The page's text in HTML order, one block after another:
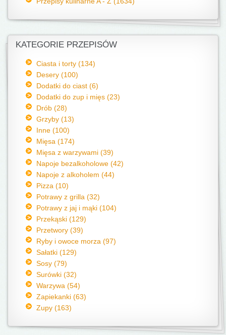
KATEGORIE PRZEPISÓW
Ciasta i torty (134)
Desery (100)
Dodatki do ciast (6)
Dodatki do zup i mięs (23)
Drób (28)
Grzyby (13)
Inne (100)
Mięsa (174)
Mięsa z warzywami (39)
Napoje bezalkoholowe (42)
Napoje z alkoholem (44)
Pizza (10)
Potrawy z grilla (32)
Potrawy z jaj i mąki (104)
Przekąski (129)
Przetwory (39)
Ryby i owoce morza (97)
Sałatki (129)
Sosy (79)
Surówki (32)
Warzywa (54)
Zapiekanki (63)
Zupy (163)